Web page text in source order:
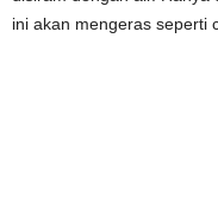
ini akan mengeras seperti